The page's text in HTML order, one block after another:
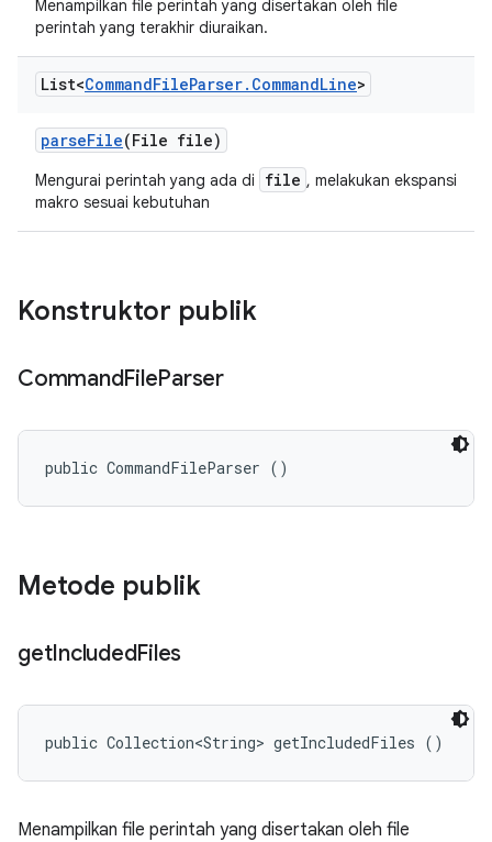
Menampilkan file perintah yang disertakan oleh file
perintah yang terakhir diuraikan.
List<CommandFileParser. CommandLine>
parseFile(File file)
Mengurai perintah yang ada di file , melakukan ekspansi
makro sesuai kebutuhan
Konstruktor publik
CommandFileParser
public CommandFileParser ()
Metode publik
getIncludedFiles
public Collection<String> getIncludedFiles ()
Menampilkan file perintah yang disertakan oleh file